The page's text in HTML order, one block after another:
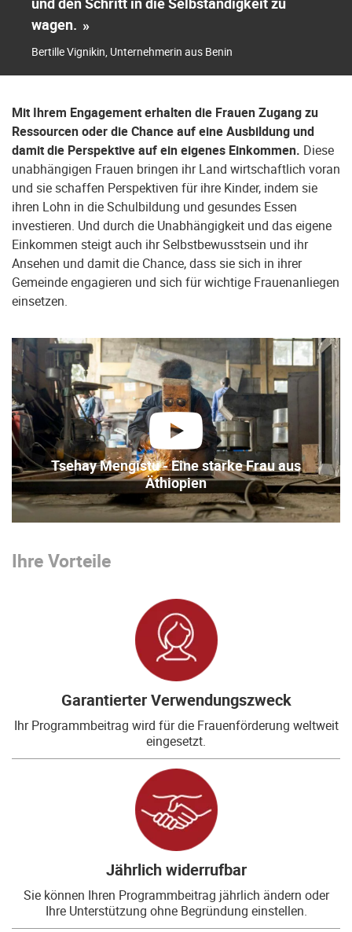
wagen. »
Bertille Vignikin, Unternehmerin aus Benin
Mit Ihrem Engagement erhalten die Frauen Zugang zu
Ressourcen oder die Chance auf eine Ausbildung und
damit die Perspektive auf ein eigenes Einkommen. Diese
unabhängigen Frauen bringen ihr Land wirtschaftlich voran
und sie schaffen Perspektiven für ihre Kinder, indem sie
ihren Lohn in die Schulbildung und gesundes Essen
investieren. Und durch die Unabhängigkeit und das eigene
Einkommen steigt auch ihr Selbstbewusstsein und ihr
Ansehen und damit die Chance, dass sie sich in ihrer
Gemeinde engagieren und sich für wichtige Frauenanliegen
einsetzen.
abspielen
Tsehay Mengistu - Eine starke Frau aus
Äthiopien
Ihre Vorteile
Garantierter Verwendungszweck
Ihr Programmbeitrag wird für die Frauenförderung weltweit
eingesetzt.
Jährlich widerrufbar
Sie können Ihren Programmbeitrag jährlich ändern oder
Ihre Unterstützung ohne Begründung einstellen.